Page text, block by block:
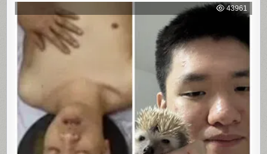
WEB:
ÚLTIMA
43961